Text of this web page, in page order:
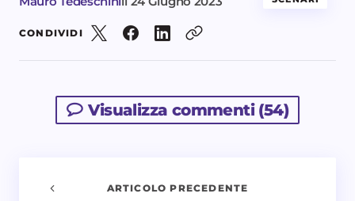
CONDIVIDI
Visualizza commenti (54)
ARTICOLO PRECEDENTE